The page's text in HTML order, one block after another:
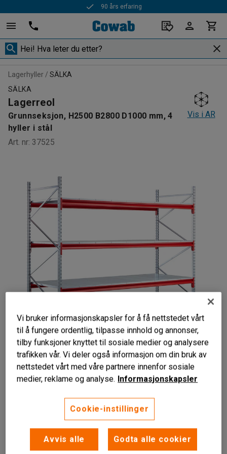
90 års erfaring
Lagerhyller
SÄLKA
SÄLKA
Lagerreol
Grunnseksjon, H2500 B2800 D1000 mm, 4
hyller i stål
Art. nr: 37525
Vis i AR
Liknende produkter
Solid
For løst gods
Vi bruker informasjonskapsler for å få nettstedet vårt
til å fungere ordentlig, tilpasse innhold og annonser,
tilby funksjoner knyttet til sosiale medier og analysere
trafikken vår. Vi deler også informasjon om din bruk av
nettstedet vårt med våre partnere innenfor sosiale
medier, reklame og analyse. Informasjonskapsler
Cookie-instillinger
Avvis alle Godta alle cookier